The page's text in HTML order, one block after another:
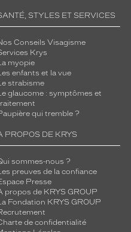
STYLES ET SERVICES
Conseils Visagisme
Krys
myopie
enfants et la vue
strabisme
glaucome : symptômes et
qui tremble ?
PROPOS DE KRYS
sommes-nous ?
preuves de la confiance
Presse
propos de KRYS GROUP
Fondation KRYS GROUP
de confidentialité